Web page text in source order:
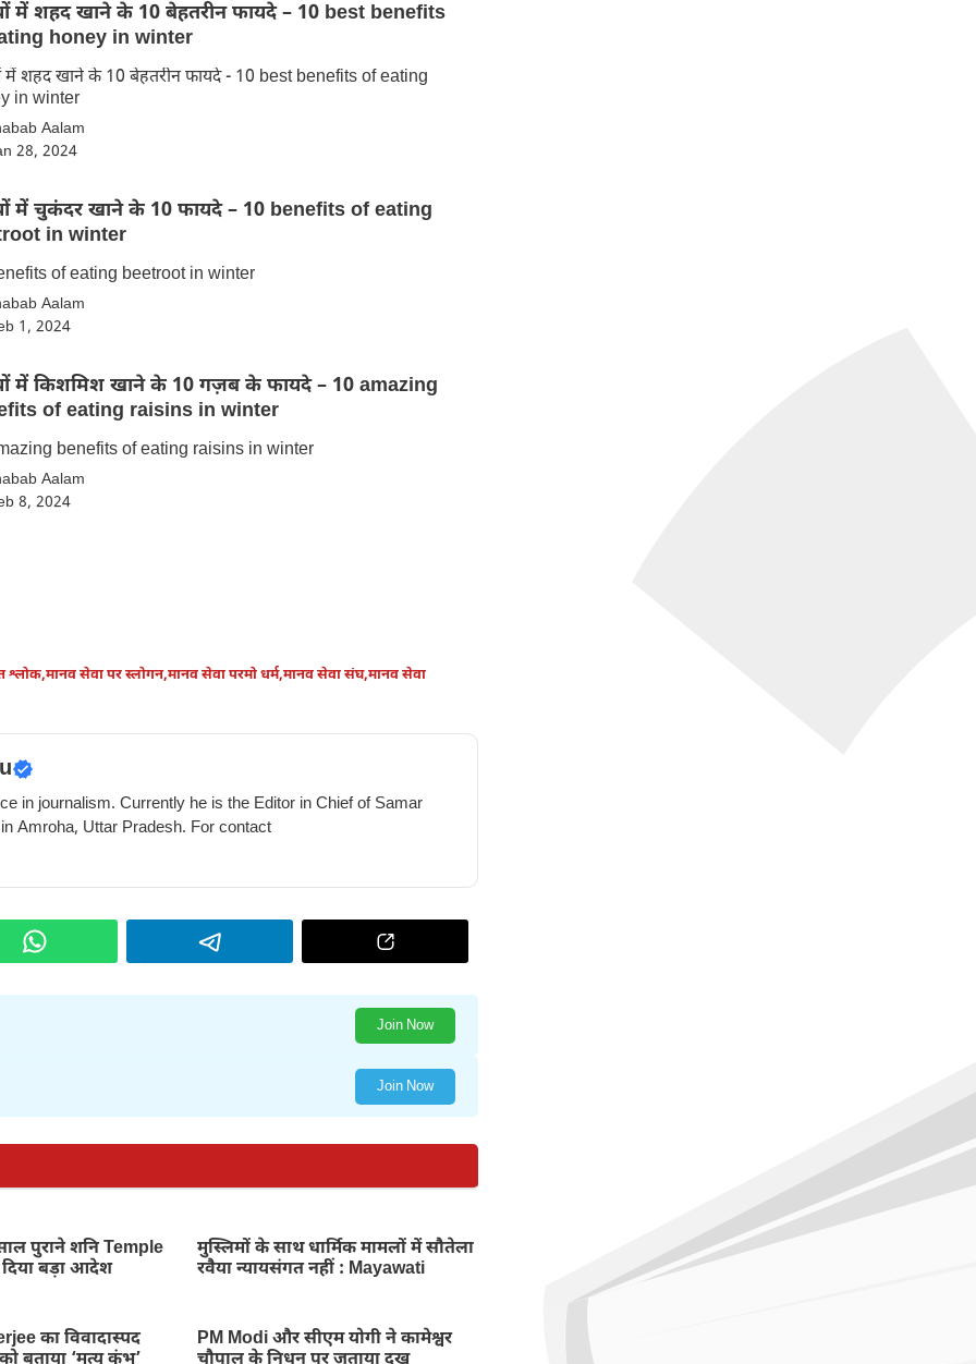
में शहद खाने के 10 बेहतरीन फायदे – 10 best benefits
honey in winter
में शहद खाने के 10 बेहतरीन फायदे - 10 best benefits of eating
in winter
Aalam
28, 2024
में चुकंदर खाने के 10 फायदे – 10 benefits of eating
in winter
of eating beetroot in winter
Aalam
1, 2024
में किशमिश खाने के 10 गज़ब के फायदे – 10 amazing
of eating raisins in winter
benefits of eating raisins in winter
Aalam
8, 2024
श्लोक,मानव सेवा पर स्लोगन,मानव सेवा परमो धर्म,मानव सेवा संघ,मानव सेवा
in journalism. Currently he is the Editor in Chief of Samar
Amroha, Uttar Pradesh. For contact
Join Now
Join Now
पुराने शनि Temple
बड़ा आदेश
मुस्लिमों के साथ धार्मिक मामलों में सौतेला
रवैया न्यायसंगत नहीं : Mayawati
का विवादास्पद
PM Modi और सीएम योगी ने कामेश्वर